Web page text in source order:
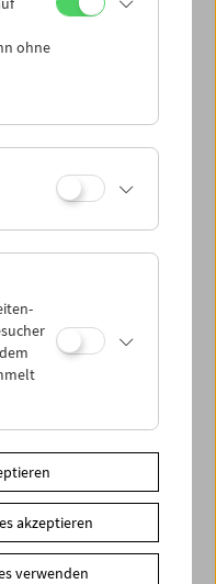
ohne
akzeptieren
verwenden